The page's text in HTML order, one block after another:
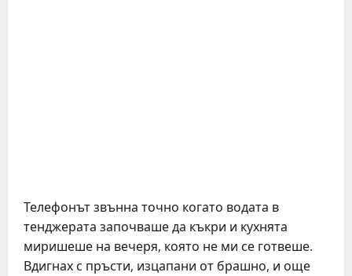
Телефонът звънна точно когато водата в
тенджерата започваше да къкри и кухнята
миришеше на вечеря, която не ми се готвеше.
Вдигнах с пръсти, изцапани от брашно, и още